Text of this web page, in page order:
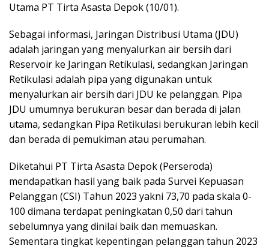
Utama PT Tirta Asasta Depok (10/01).
Sebagai informasi, Jaringan Distribusi Utama (JDU)
adalah jaringan yang menyalurkan air bersih dari
Reservoir ke Jaringan Retikulasi, sedangkan Jaringan
Retikulasi adalah pipa yang digunakan untuk
menyalurkan air bersih dari JDU ke pelanggan. Pipa
JDU umumnya berukuran besar dan berada di jalan
utama, sedangkan Pipa Retikulasi berukuran lebih kecil
dan berada di pemukiman atau perumahan.
Diketahui PT Tirta Asasta Depok (Perseroda)
mendapatkan hasil yang baik pada Survei Kepuasan
Pelanggan (CSI) Tahun 2023 yakni 73,70 pada skala 0-
100 dimana terdapat peningkatan 0,50 dari tahun
sebelumnya yang dinilai baik dan memuaskan.
Sementara tingkat kepentingan pelanggan tahun 2023